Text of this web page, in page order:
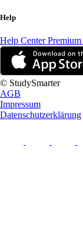
Help
Help Center
© StudySmarter
AGB
Impressum
Datenschutzerklärung